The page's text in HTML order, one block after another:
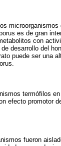
es de gran
con
desarrollo del
puede ser una
termófilos
efecto promotor
fueron